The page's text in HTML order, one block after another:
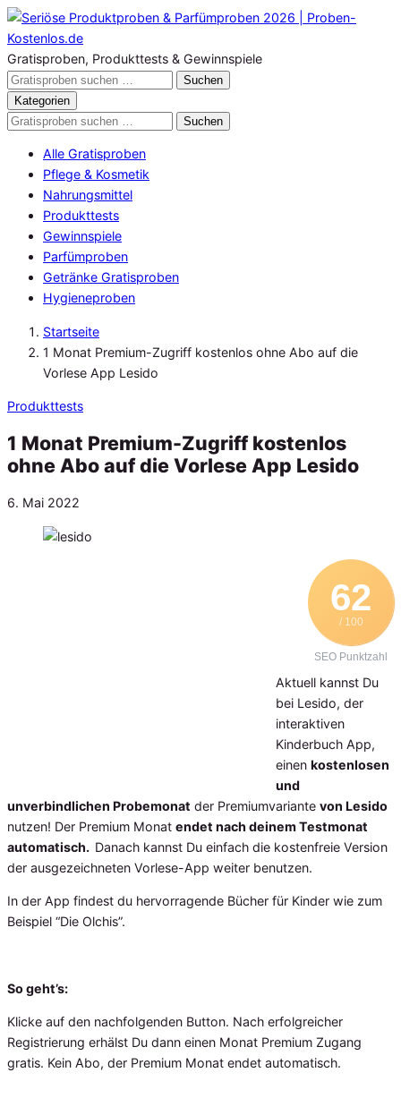
Zum
Inhalt
springen
Gratisproben, Produkttests & Gewinnspiele
Gratisproben
durchsuchen
Suchen
Kategorien
Gratisproben
Suchen
Alle Gratisproben
Pflege & Kosmetik
Nahrungsmittel
Produkttests
Gewinnspiele
Parfümproben
Getränke Gratisproben
Hygieneproben
Startseite
1 Monat Premium-Zugriff kostenlos ohne Abo auf die
Vorlese App Lesido
Produkttests
1 Monat Premium-Zugriff kostenlos
ohne Abo auf die Vorlese App Lesido
Veröffentlicht
6. Mai 2022
62
/ 100
SEO Punktzahl
Aktuell kannst Du
bei Lesido, der
interaktiven
Kinderbuch App,
einen kostenlosen
und
unverbindlichen Probemonat der Premiumvariante von Lesido
nutzen! Der Premium Monat endet nach deinem Testmonat
automatisch. Danach kannst Du einfach die kostenfreie Version
der ausgezeichneten Vorlese-App weiter benutzen.
In der App findest du hervorragende Bücher für Kinder wie zum
Beispiel “Die Olchis”.
So geht’s:
Klicke auf den nachfolgenden Button. Nach erfolgreicher
Registrierung erhälst Du dann einen Monat Premium Zugang
gratis. Kein Abo, der Premium Monat endet automatisch.